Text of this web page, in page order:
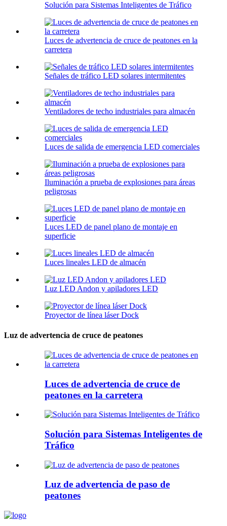
Solución para Sistemas Inteligentes de Tráfico
Luces de advertencia de cruce de peatones en la
carretera
Señales de tráfico LED solares intermitentes
Ventiladores de techo industriales para almacén
Luces de salida de emergencia LED comerciales
Iluminación a prueba de explosiones para áreas
peligrosas
Luces LED de panel plano de montaje en
superficie
Luces lineales LED de almacén
Luz LED Andon y apiladores LED
Proyector de línea láser Dock
Luz de advertencia de cruce de peatones
Luces de advertencia de cruce de
peatones en la carretera
Solución para Sistemas Inteligentes de
Tráfico
Luz de advertencia de paso de
peatones